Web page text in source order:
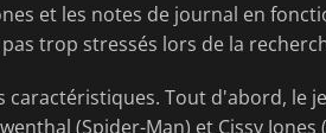
et les notes de journal en
trop stressés lors de la
caractéristiques. Tout d'abord, le
(Spider-Man) et Cissy